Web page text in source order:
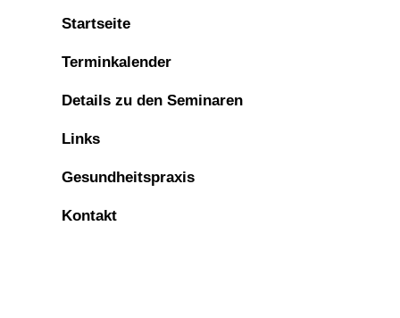
Startseite
Terminkalender
Details zu den Seminaren
Links
Gesundheitspraxis
Kontakt